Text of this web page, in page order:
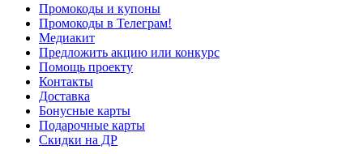
Промокоды и купоны
Промокоды в Телеграм!
Медиакит
Предложить акцию или конкурс
Помощь проекту
Контакты
Доставка
Бонусные карты
Подарочные карты
Скидки на ДР